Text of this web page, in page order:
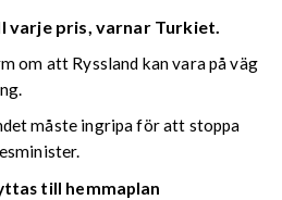
pris, varnar Turkiet.
om att Ryssland kan vara på väg
måste ingripa för att stoppa
till hemmaplan